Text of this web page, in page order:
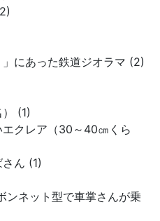
」にあった鉄道ジオラマ (2)
(1)
エクレア（30～40㎝くら
ん (1)
ンネット型で車掌さんが乗